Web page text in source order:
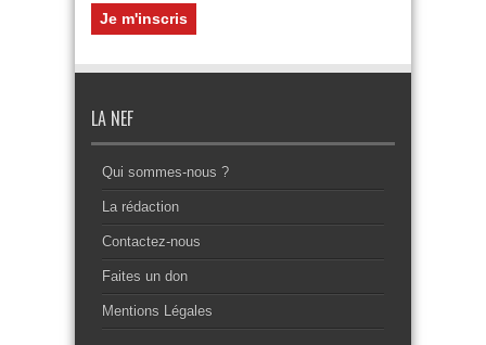
LA NEF
Qui sommes-nous ?
La rédaction
Contactez-nous
Faites un don
Mentions Légales